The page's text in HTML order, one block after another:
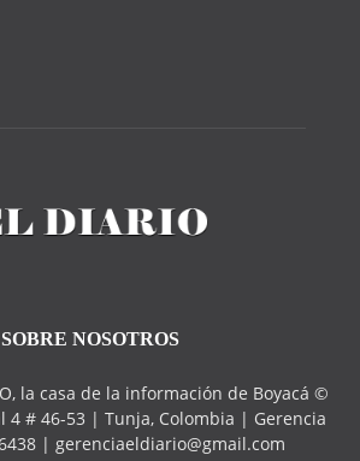
SOBRE NOSOTROS
la casa de la información de Boyacá ©
4 # 46-53 | Tunja, Colombia | Gerencia
| gerenciaeldiario@gmail.com